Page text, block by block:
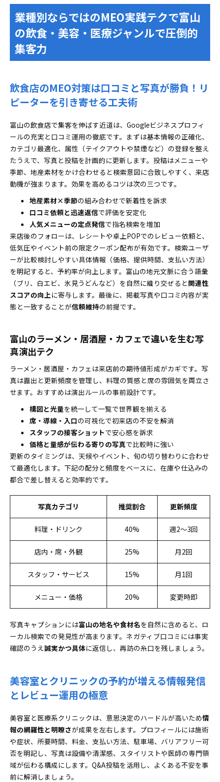
業種別ならではのMEO実践テクで富山
の飲食・美容・医療ジャンルで圧倒的
集客力
飲食店のMEO対策は口コミと写真が勝負！リ
ピーターを引き寄せる工夫術
富山の飲食店で集客を伸ばす近道は、Googleビジネスプロフィ
ールの充実と口コミ運用の徹底です。まずは基本情報の正確化、
カテゴリ最適化、属性（テイクアウトや禁煙など）の登録を整え
たうえで、写真と投稿を計画的に更新します。投稿はメニューや
季節、地産素材をかけ合わせると検索意図に合致しやすく、来店
動機が強まります。効果を高めるコツは次の三つです。
地産素材×季節の組み合わせで新着性を訴求
口コミ依頼と迅速返信で評価を安定化
人気メニューの定点発信で指名検索を増加
来店後のフォローは、レシートや卓上POPでのレビュー依頼と、
低気圧やイベント前の限定クーポン配布が有効です。検索ユーザ
ーが比較検討しやすい具体情報（価格、提供時間、支払い方法）
を明記すると、予約率が向上します。富山の地元文脈に合う語彙
（ブリ、白エビ、氷見うどんなど）を自然に織り交ぜると関連性
スコアの向上に寄与します。最後に、掲載写真や口コミ内容が実
態と一致することが信頼維持の前提です。
富山のラーメン・居酒屋・カフェで違いを生む写
真演出テク
ラーメン・居酒屋・カフェは来店前の期待値形成がカギです。写
真は露出と更新頻度を管理し、料理の質感と席の雰囲気を両立さ
せます。おすすめは演出ルールの事前設計です。
構図と光量を統一して一覧で世界観を揃える
席・導線・入口の可視化で初来店の不安を解消
スタッフの接客ショットで安心感を訴求
価格と量感が伝わる寄りの写真で比較時に強い
更新のタイミングは、天候やイベント、旬の切り替わりに合わせ
て最適化します。下記の配分と頻度をベースに、在庫や仕込みの
都合で差し替えると効率的です。
写真カテゴリ 推奨割合 更新頻度
料理・ドリンク 40% 週2〜3回
店内・席・外観 25% 月2回
スタッフ・サービス 15% 月1回
メニュー・価格 20% 変更時即
写真キャプションには富山の地名や食材名を自然に含めると、ロ
ーカル検索での発見性が高まります。ネガティブ口コミには事実
確認のうえ誠実かつ具体に返信し、再訪の糸口を残しましょう。
美容室とクリニックの予約が増える情報発信
とレビュー運用の極意
美容室と医療系クリニックは、意思決定のハードルが高いため情
報の網羅性と明瞭さが成果を左右します。プロフィールには施術
や症状、所要時間、料金、支払い方法、駐車場、バリアフリー可
否を明記し、写真は設備や清潔感、スタイリストや医師の専門領
域が伝わる構成にします。Q&A投稿を活用し、よくある不安を事
前に解消しましょう。